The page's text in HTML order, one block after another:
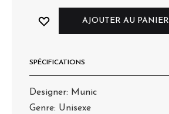
AJOUTER AU PANIER
SPÉCIFICATIONS
Designer: Munic
Genre: Unisexe